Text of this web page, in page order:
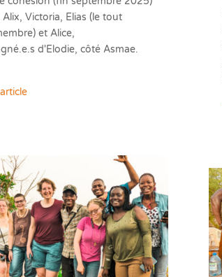
Alix, Victoria, Elias (le tout
et Alice,
d'Elodie, côté Asmae.